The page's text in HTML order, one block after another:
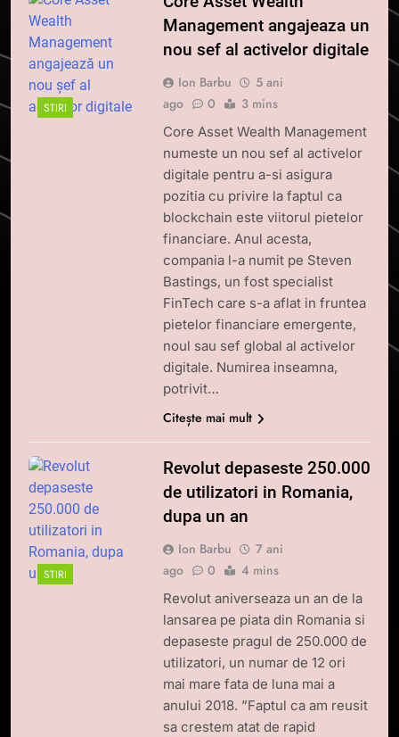
STIRI
Management angajeaza un
nou sef al activelor digitale
Ion Barbu
5 ani
ago
0 3 mins
Core Asset Wealth Management
numeste un nou sef al activelor
digitale pentru a-si asigura
pozitia cu privire la faptul ca
blockchain este viitorul pietelor
financiare. Anul acesta,
compania l-a numit pe Steven
Bastings, un fost specialist
FinTech care s-a aflat in fruntea
pietelor financiare emergente,
noul sau sef global al activelor
digitale. Numirea inseamna,
potrivit…
Citește mai mult
STIRI
Revolut depaseste 250.000
de utilizatori in Romania,
dupa un an
Ion Barbu
7 ani
ago
0 4 mins
Revolut aniverseaza un an de la
lansarea pe piata din Romania si
depaseste pragul de 250.000 de
utilizatori, un numar de 12 ori
mai mare fata de luna mai a
anului 2018. ”Faptul ca am reusit
sa crestem atat de rapid